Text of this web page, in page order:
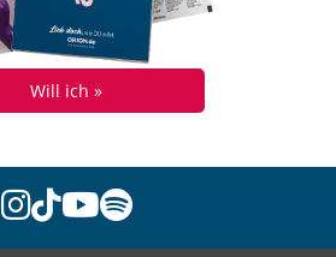
Will ich »
instagram
tiktok
youtube
spotify